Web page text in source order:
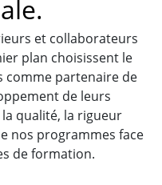
et collaborateurs
plan choisissent le
comme partenaire de
de leurs
qualité, la rigueur
nos programmes face
de formation.